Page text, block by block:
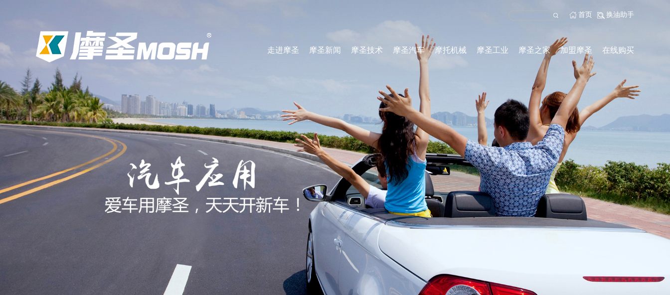
换油助手
首页
走进摩圣 摩圣新闻 摩圣技术 摩圣汽车 摩托机械 摩圣工业 摩圣之家 加盟摩圣 在线购买